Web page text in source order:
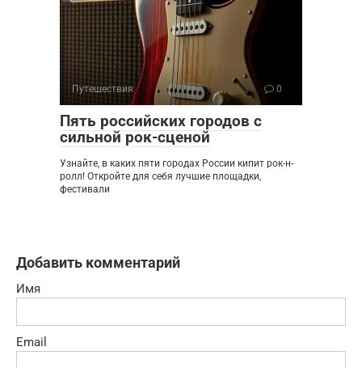
Путешествия 0
Пять российских городов с
сильной рок-сценой
Узнайте, в каких пяти городах России кипит рок-н-
ролл! Откройте для себя лучшие площадки,
фестивали
Добавить комментарий
Имя
Email